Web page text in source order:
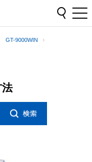
GT-9000WIN